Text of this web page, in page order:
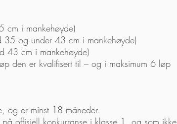
cm i mankehøyde)
og under 43 cm i mankehøyde)
43 cm i mankehøyde)
den er kvalifisert til – og i maksimum 6 løp
og er minst 18 måneder.
offisiell konkurranse i klasse 1, og som ikke